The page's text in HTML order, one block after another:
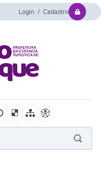
Login / Cadastro